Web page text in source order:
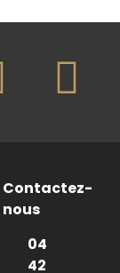
Contactez-
nous
04
42